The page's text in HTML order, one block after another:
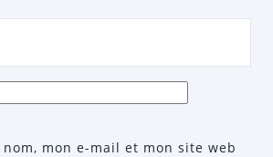
mon e-mail et mon site web